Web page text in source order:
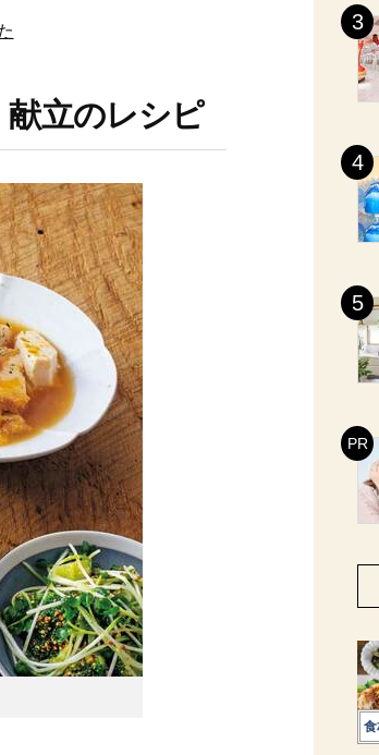
立のレシピ